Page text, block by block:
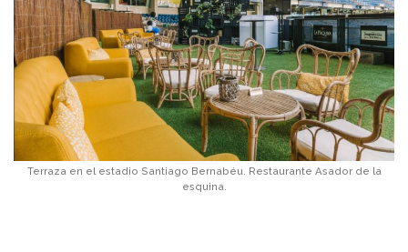
Terraza en el estadio Santiago Bernabéu. Restaurante Asador de la
esquina.